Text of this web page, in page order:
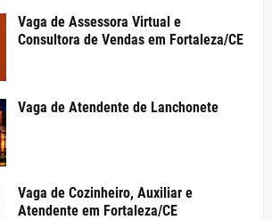
Vaga de Assessora Virtual e
Consultora de Vendas em Fortaleza/CE
Vaga de Atendente de Lanchonete
Vaga de Cozinheiro, Auxiliar e
Atendente em Fortaleza/CE